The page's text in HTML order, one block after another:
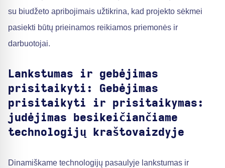
su biudžeto apribojimais užtikrina, kad projekto sėkmei
pasiekti būtų prieinamos reikiamos priemonės ir
darbuotojai.
Lankstumas ir gebėjimas
prisitaikyti: Gebėjimas
prisitaikyti ir prisitaikymas:
judėjimas besikeičiančiame
technologijų kraštovaizdyje
Dinamiškame technologijų pasaulyje lankstumas ir